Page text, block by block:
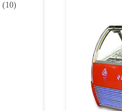
(10)